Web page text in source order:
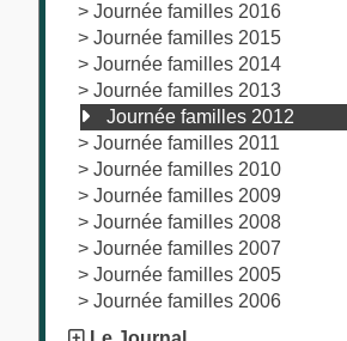
> Journée familles 2016
> Journée familles 2015
> Journée familles 2014
> Journée familles 2013
Journée familles 2012
> Journée familles 2011
> Journée familles 2010
> Journée familles 2009
> Journée familles 2008
> Journée familles 2007
> Journée familles 2005
> Journée familles 2006